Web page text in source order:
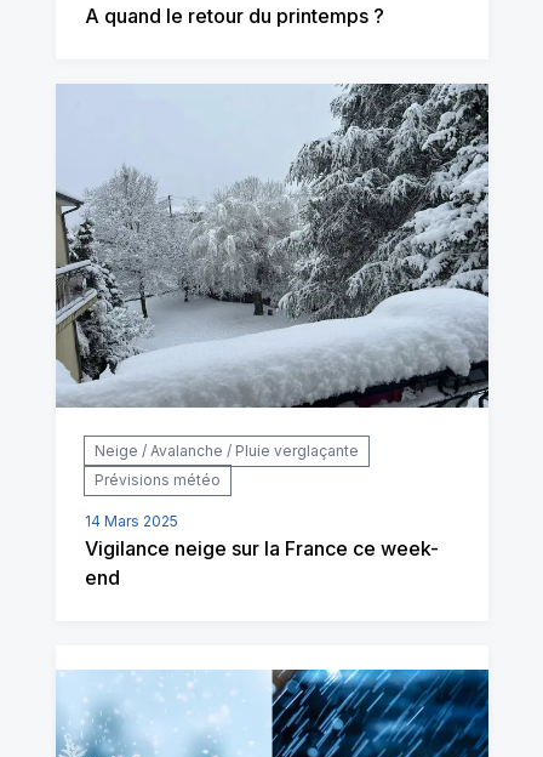
A quand le retour du printemps ?
Neige / Avalanche / Pluie verglaçante
Prévisions météo
14 Mars 2025
Vigilance neige sur la France ce week-
end